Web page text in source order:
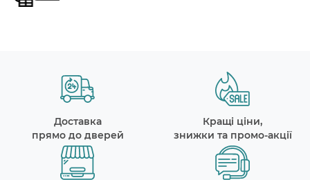
Доставка
прямо до дверей
Кращі ціни,
знижки та промо-акції